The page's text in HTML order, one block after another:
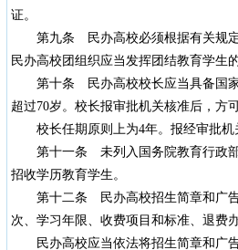
证。
第九条 民办高校必须根据有关规定
民办高校团组织应当发挥团结教育学生
第十条 民办高校校长应当具备国家
超过70岁。校长报审批机关核准后，方
校长任期原则上为4年。报经审批机
第十一条 未列入国务院教育行政部
招收学历教育学生。
第十二条 民办高校招生简章和广告
次、学习年限、收费项目和标准、退费
民办高校应当依法将招生简章和广告